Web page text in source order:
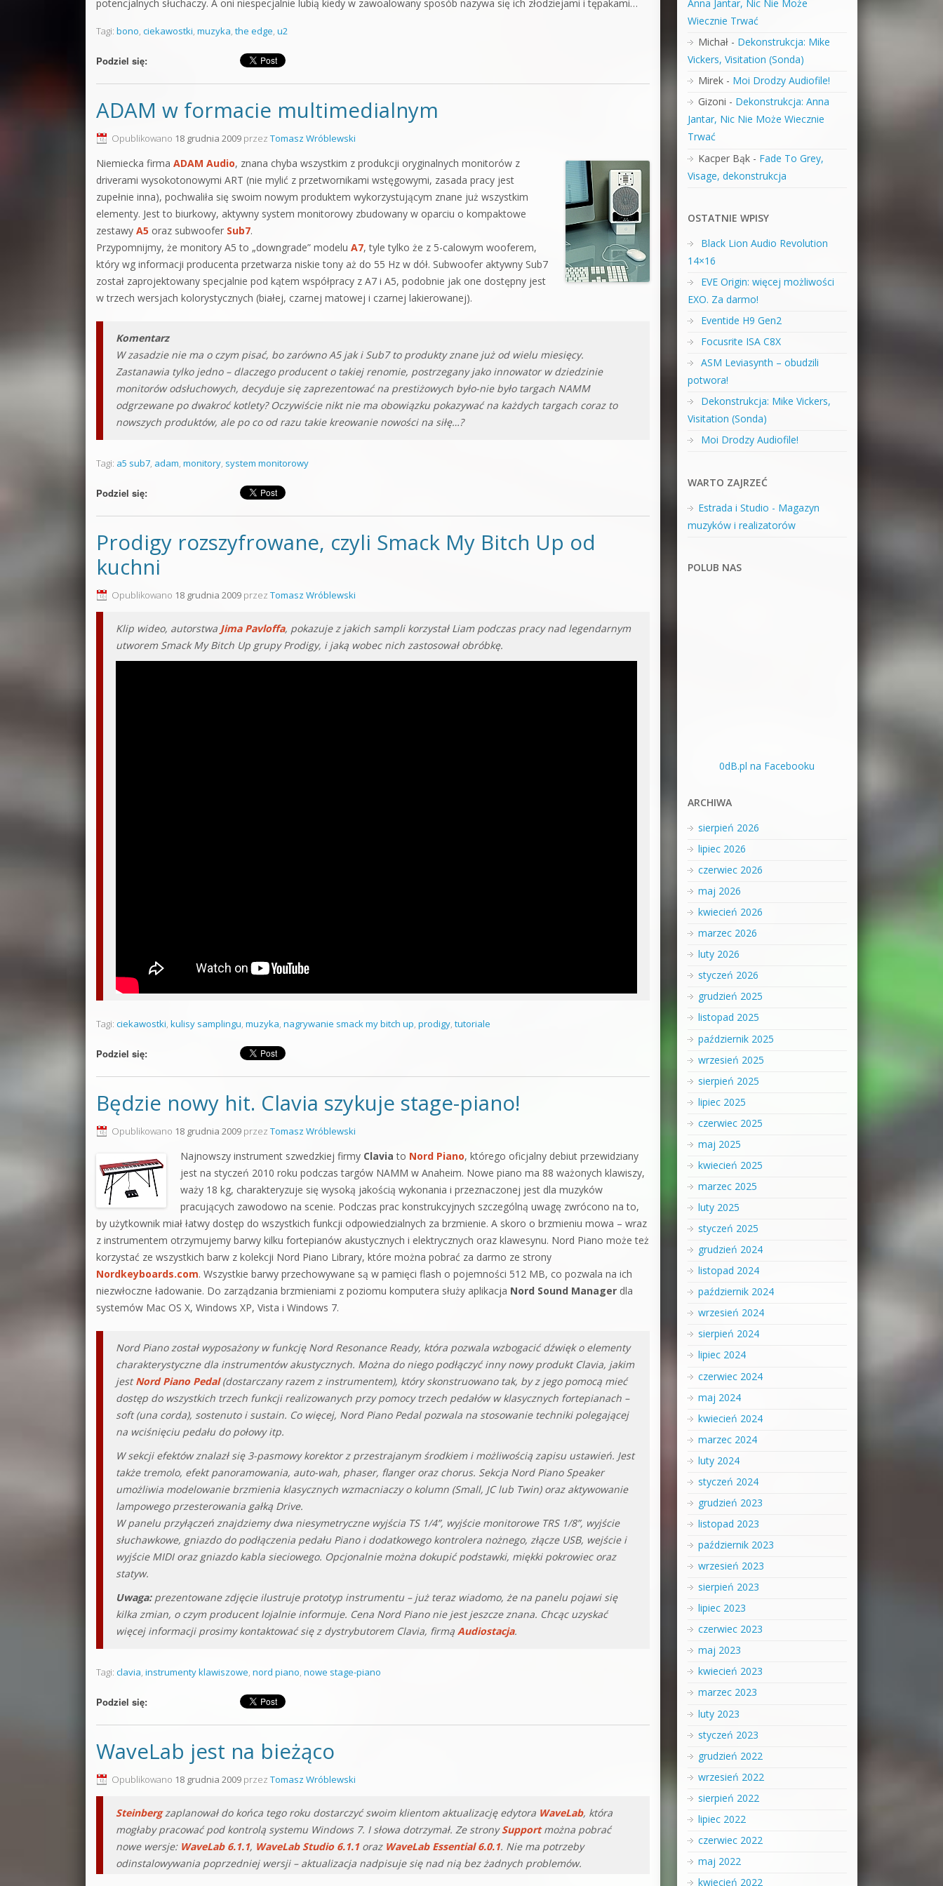
potencjalnych słuchaczy. A oni niespecjalnie lubią kiedy w zawoalowany sposób nazywa się ich złodziejami i tępakami…
Tagi: bono, ciekawostki, muzyka, the edge, u2
Podziel się:
ADAM w formacie multimedialnym
Opublikowano 18 grudnia 2009 przez Tomasz Wróblewski
Niemiecka firma ADAM Audio, znana chyba wszystkim z produkcji oryginalnych monitorów z
driverami wysokotonowymi ART (nie mylić z przetwornikami wstęgowymi, zasada pracy jest
zupełnie inna), pochwaliła się swoim nowym produktem wykorzystującym znane już wszystkim
elementy. Jest to biurkowy, aktywny system monitorowy zbudowany w oparciu o kompaktowe
zestawy A5 oraz subwoofer Sub7.
Przypomnijmy, że monitory A5 to „downgrade” modelu A7, tyle tylko że z 5-calowym wooferem,
który wg informacji producenta przetwarza niskie tony aż do 55 Hz w dół. Subwoofer aktywny Sub7
został zaprojektowany specjalnie pod kątem współpracy z A7 i A5, podobnie jak one dostępny jest
w trzech wersjach kolorystycznych (białej, czarnej matowej i czarnej lakierowanej).
Komentarz
W zasadzie nie ma o czym pisać, bo zarówno A5 jak i Sub7 to produkty znane już od wielu miesięcy.
Zastanawia tylko jedno – dlaczego producent o takiej renomie, postrzegany jako innowator w dziedzinie
monitorów odsłuchowych, decyduje się zaprezentować na prestiżowych było-nie było targach NAMM
odgrzewane po dwakroć kotlety? Oczywiście nikt nie ma obowiązku pokazywać na każdych targach coraz to
nowszych produktów, ale po co od razu takie kreowanie nowości na siłę…?
Tagi: a5 sub7, adam, monitory, system monitorowy
Podziel się:
Prodigy rozszyfrowane, czyli Smack My Bitch Up od
kuchni
Opublikowano 18 grudnia 2009 przez Tomasz Wróblewski
Klip wideo, autorstwa Jima Pavloffa, pokazuje z jakich sampli korzystał Liam podczas pracy nad legendarnym
utworem Smack My Bitch Up grupy Prodigy, i jaką wobec nich zastosował obróbkę.
Tagi: ciekawostki, kulisy samplingu, muzyka, nagrywanie smack my bitch up, prodigy, tutoriale
Podziel się:
Będzie nowy hit. Clavia szykuje stage-piano!
Opublikowano 18 grudnia 2009 przez Tomasz Wróblewski
Najnowszy instrument szwedzkiej firmy Clavia to Nord Piano, którego oficjalny debiut przewidziany
jest na styczeń 2010 roku podczas targów NAMM w Anaheim. Nowe piano ma 88 ważonych klawiszy,
waży 18 kg, charakteryzuje się wysoką jakością wykonania i przeznaczonej jest dla muzyków
pracujących zawodowo na scenie. Podczas prac konstrukcyjnych szczególną uwagę zwrócono na to,
by użytkownik miał łatwy dostęp do wszystkich funkcji odpowiedzialnych za brzmienie. A skoro o brzmieniu mowa – wraz
z instrumentem otrzymujemy barwy kilku fortepianów akustycznych i elektrycznych oraz klawesynu. Nord Piano może też
korzystać ze wszystkich barw z kolekcji Nord Piano Library, które można pobrać za darmo ze strony
Nordkeyboards.com. Wszystkie barwy przechowywane są w pamięci flash o pojemności 512 MB, co pozwala na ich
niezwłoczne ładowanie. Do zarządzania brzmieniami z poziomu komputera służy aplikacja Nord Sound Manager dla
systemów Mac OS X, Windows XP, Vista i Windows 7.
Nord Piano został wyposażony w funkcję Nord Resonance Ready, która pozwala wzbogacić dźwięk o elementy
charakterystyczne dla instrumentów akustycznych. Można do niego podłączyć inny nowy produkt Clavia, jakim
jestNord Piano Pedal(dostarczany razem z instrumentem), który skonstruowano tak, by z jego pomocą mieć
dostęp do wszystkich trzech funkcji realizowanych przy pomocy trzech pedałów w klasycznych fortepianach –
soft (una corda), sostenuto i sustain. Co więcej, Nord Piano Pedal pozwala na stosowanie techniki polegającej
na wciśnięciu pedału do połowy itp.
W sekcji efektów znalazł się 3-pasmowy korektor z przestrajanym środkiem i możliwością zapisu ustawień. Jest
także tremolo, efekt panoramowania, auto-wah, phaser, flanger oraz chorus. Sekcja Nord Piano Speaker
umożliwia modelowanie brzmienia klasycznych wzmacniaczy o kolumn (Small, JC lub Twin) oraz aktywowanie
lampowego przesterowania gałką Drive.
W panelu przyłączeń znajdziemy dwa niesymetryczne wyjścia TS 1/4”, wyjście monitorowe TRS 1/8”, wyjście
słuchawkowe, gniazdo do podłączenia pedału Piano i dodatkowego kontrolera nożnego, złącze USB, wejście i
wyjście MIDI oraz gniazdo kabla sieciowego. Opcjonalnie można dokupić podstawki, miękki pokrowiec oraz
statyw.
Uwaga: prezentowane zdjęcie ilustruje prototyp instrumentu – już teraz wiadomo, że na panelu pojawi się
kilka zmian, o czym producent lojalnie informuje. Cena Nord Piano nie jest jeszcze znana. Chcąc uzyskać
więcej informacji prosimy kontaktować się z dystrybutorem Clavia, firmą Audiostacja.
Tagi: clavia, instrumenty klawiszowe, nord piano, nowe stage-piano
Podziel się:
WaveLab jest na bieżąco
Opublikowano 18 grudnia 2009 przez Tomasz Wróblewski
Steinbergzaplanował do końca tego roku dostarczyć swoim klientom aktualizację edytora WaveLab, która
mogłaby pracować pod kontrolą systemu Windows 7. I słowa dotrzymał. Ze stronySupportmożna pobrać
nowe wersje: WaveLab 6.1.1, WaveLab Studio 6.1.1 oraz WaveLab Essential 6.0.1. Nie ma potrzeby
odinstalowywania poprzedniej wersji – aktualizacja nadpisuje się nad nią bez żadnych problemów.
Anna Jantar, Nic Nie Może
Wiecznie Trwać
Michał- Dekonstrukcja: Mike
Vickers, Visitation (Sonda)
Mirek- Moi Drodzy Audiofile!
Gizoni - Dekonstrukcja: Anna
Jantar, Nic Nie Może Wiecznie
Trwać
Kacper Bąk- Fade To Grey,
Visage, dekonstrukcja
OSTATNIE WPISY
Black Lion Audio Revolution
14×16
EVE Origin: więcej możliwości
EXO. Za darmo!
Eventide H9 Gen2
Focusrite ISA C8X
ASM Leviasynth – obudzili
potwora!
Dekonstrukcja: Mike Vickers,
Visitation (Sonda)
Moi Drodzy Audiofile!
WARTO ZAJRZEĆ
Estrada i Studio - Magazyn
muzyków i realizatorów
POLUB NAS
0dB.pl na Facebooku
ARCHIWA
sierpień 2026
lipiec 2026
czerwiec 2026
maj 2026
kwiecień 2026
marzec 2026
luty 2026
styczeń 2026
grudzień 2025
listopad 2025
październik 2025
wrzesień 2025
sierpień 2025
lipiec 2025
czerwiec 2025
maj 2025
kwiecień 2025
marzec 2025
luty 2025
styczeń 2025
grudzień 2024
listopad 2024
październik 2024
wrzesień 2024
sierpień 2024
lipiec 2024
czerwiec 2024
maj 2024
kwiecień 2024
marzec 2024
luty 2024
styczeń 2024
grudzień 2023
listopad 2023
październik 2023
wrzesień 2023
sierpień 2023
lipiec 2023
czerwiec 2023
maj 2023
kwiecień 2023
marzec 2023
luty 2023
styczeń 2023
grudzień 2022
wrzesień 2022
sierpień 2022
lipiec 2022
czerwiec 2022
maj 2022
kwiecień 2022